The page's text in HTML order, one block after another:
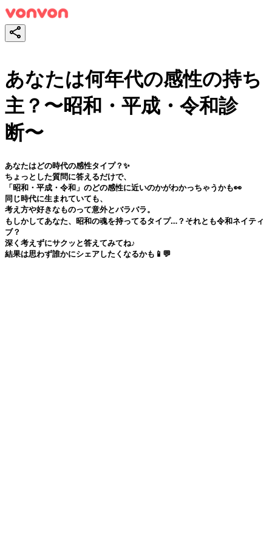
あなたは何年代の感性の持ち
主？〜昭和・平成・令和診
断〜
あなたはどの時代の感性タイプ？✨
ちょっとした質問に答えるだけで、
「昭和・平成・令和」のどの感性に近いのかがわかっちゃうかも👀
同じ時代に生まれていても、
考え方や好きなものって意外とバラバラ。
もしかしてあなた、昭和の魂を持ってるタイプ…？それとも令和ネイティ
ブ？
深く考えずにサクッと答えてみてね♪
結果は思わず誰かにシェアしたくなるかも📱💬